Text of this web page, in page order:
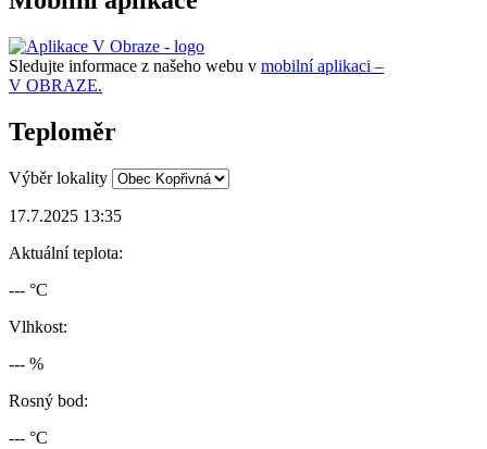
Sledujte informace z našeho webu v mobilní aplikaci –
V OBRAZE.
Teploměr
Výběr lokality
17.7.2025 13:35
Aktuální teplota:
--- °C
Vlhkost:
--- %
Rosný bod:
--- °C